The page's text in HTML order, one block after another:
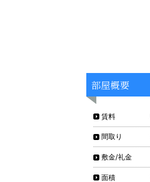
部屋概要
賃料
間取り
敷金/礼金
面積